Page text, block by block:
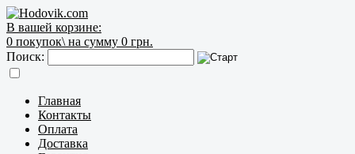
В вашей корзине:
0 покупок\ на сумму 0 грн.
Поиск:
Главная
Контакты
Оплата
Доставка